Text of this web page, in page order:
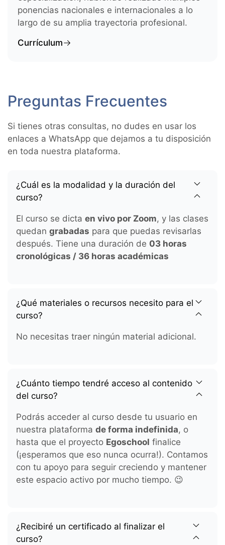
ponencias nacionales e internacionales a lo
largo de su amplia trayectoria profesional.
Currículum
Preguntas Frecuentes
Si tienes otras consultas, no dudes en usar los
enlaces a WhatsApp que dejamos a tu disposición
en toda nuestra plataforma.
¿Cuál es la modalidad y la duración del
curso?
El curso se dicta en vivo por Zoom, y las clases
quedan grabadas para que puedas revisarlas
después. Tiene una duración de 03 horas
cronológicas / 36 horas académicas
¿Qué materiales o recursos necesito para el
curso?
No necesitas traer ningún material adicional.
¿Cuánto tiempo tendré acceso al contenido
del curso?
Podrás acceder al curso desde tu usuario en
nuestra plataforma de forma indefinida, o
hasta que el proyecto Egoschool finalice
(¡esperamos que eso nunca ocurra!). Contamos
con tu apoyo para seguir creciendo y mantener
este espacio activo por mucho tiempo. 😉
¿Recibiré un certificado al finalizar el
curso?